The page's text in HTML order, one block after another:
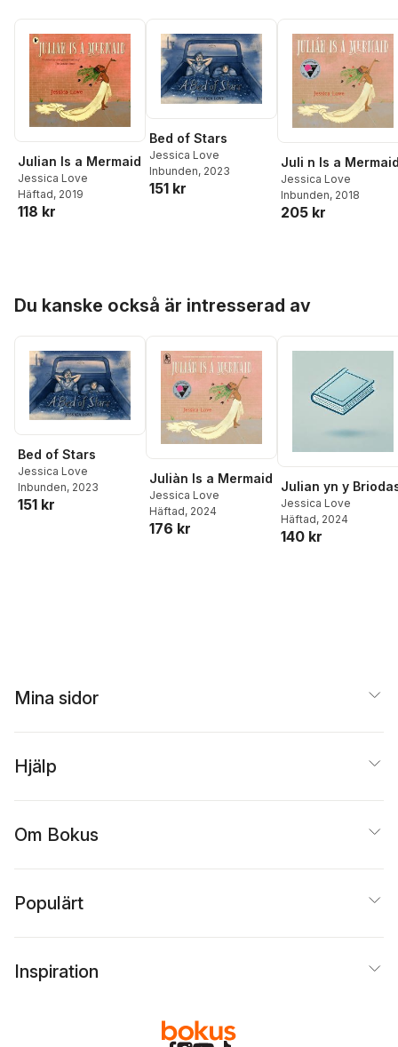
Julian Is a Mermaid
Jessica Love
Häftad, 2019
118 kr
Bed of Stars
Jessica Love
Inbunden, 2023
151 kr
Juli n Is a
Jessica Love
Inbunden, 2018
205 kr
Du kanske också är intresserad av
Bed of Stars
Jessica Love
Inbunden, 2023
151 kr
Juliàn Is a Mermaid
Jessica Love
Häftad, 2024
176 kr
Julian yn y
Jessica Love
Häftad, 2024
140 kr
Mina sidor
Hjälp
Om Bokus
Populärt
Inspiration